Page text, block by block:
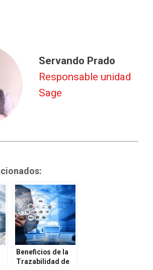
Servando Prado
Responsable unidad
Sage
Beneficios de la
Trazabilidad de